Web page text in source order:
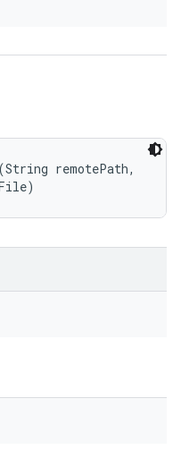
remotePath,